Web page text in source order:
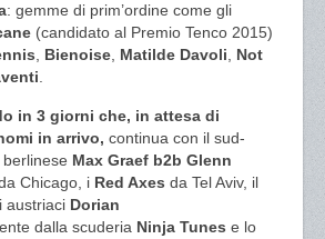
: gemme di prim’ordine come gli
(candidato al Premio Tenco 2015)
Bienoise Matilde Davoli
Not
in 3 giorni che, in attesa di
in arrivo, continua con il sud-
berlinese Max Graef b2b Glenn
Chicago, i Red Axes da Tel Aviv, il
austriaci Dorian
dalla scuderia Ninja Tunes e lo